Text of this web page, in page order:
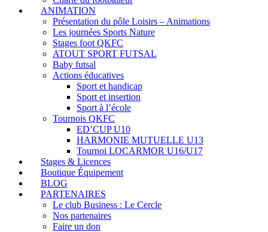
ANIMATION
Présentation du pôle Loisirs – Animations
Les journées Sports Nature
Stages foot QKFC
ATOUT SPORT FUTSAL
Baby futsal
Actions éducatives
Sport et handicap
Sport et insertion
Sport à l’école
Tournois QKFC
ED’CUP U10
HARMONIE MUTUELLE U13
Tournoi LOCARMOR U16/U17
Stages & Licences
Boutique Équipement
BLOG
PARTENAIRES
Le club Business : Le Cercle
Nos partenaires
Faire un don